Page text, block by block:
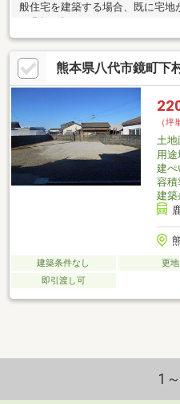
般住宅を建築する場合、既に宅地
めには
熊本県八代市鏡町下
（坪
土地
用
建ぺ
容積
建築
建築条件なし 更地
即引渡し可
1